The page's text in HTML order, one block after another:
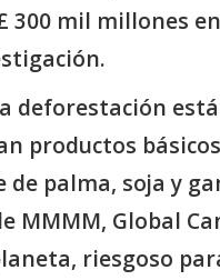
mil millones
deforestación
productos
palma, soja y
MMMM, Global
riesgoso